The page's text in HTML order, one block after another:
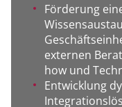
Förderung
externen
how und
Entwicklung